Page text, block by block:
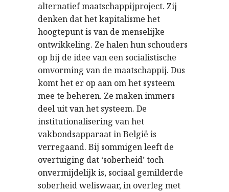
alternatief maatschappijproject. Zij
denken dat het kapitalisme het
hoogtepunt is van de menselijke
ontwikkeling. Ze halen hun schouders
op bij de idee van een socialistische
omvorming van de maatschappij. Dus
komt het er op aan om het systeem
mee te beheren. Ze maken immers
deel uit van het systeem. De
institutionalisering van het
vakbondsapparaat in België is
verregaand. Bij sommigen leeft de
overtuiging dat ‘soberheid’ toch
onvermijdelijk is, sociaal gemilderde
soberheid weliswaar, in overleg met